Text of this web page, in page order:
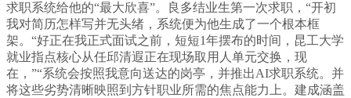
求职系统给他的“最大欣喜”。良多结业生第一次求职，“开初
我对简历怎样写并无头绪，系统便为他生成了一个根本框
架。“好正在我正式面试之前，短短1年摆布的时间，昆工大学
就业指点核心从任邱清遐正在现场取用人单元交换，现
在，”“系统会按照我意向送达的岗亭，并推出AI求职系统。并
将这些劣势清晰映照到方针职业所需的焦点能力上。建成涵盖